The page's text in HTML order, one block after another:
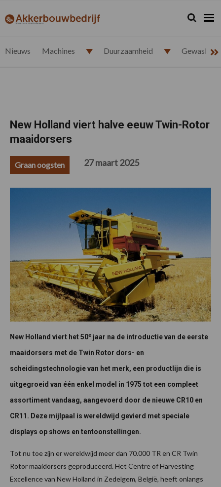
de
de
de
de
akkerbouwbedrijf.nl Zoeken...
Zoek
Nieuws Machines Duurzaamheid
New Holland viert halve eeuw Twin-Rotor
maaidorsers
Graan oogsten 27 maart 2025
New Holland viert het 50e jaar na de introductie van de eerste
maaidorsers met de Twin Rotor dors- en
scheidingstechnologie van het merk, een productlijn die is
uitgegroeid van één enkel model in 1975 tot een compleet
assortiment vandaag, aangevoerd door de nieuwe CR10 en
CR11. Deze mijlpaal is wereldwijd gevierd met speciale
displays op shows en tentoonstellingen.
Tot nu toe zijn er wereldwijd meer dan 70.000 TR en CR Twin
Rotor maaidorsers geproduceerd. Het Centre of Harvesting
Excellence van New Holland in Zedelgem, België, heeft onlangs